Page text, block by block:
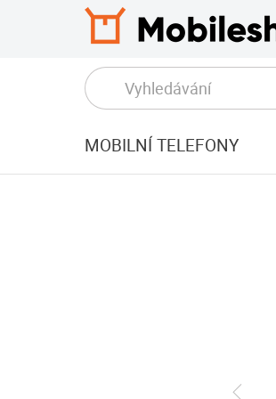
MOBILNÍ TELEFONY